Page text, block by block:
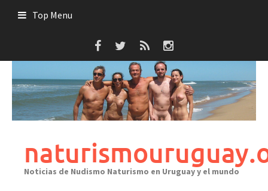
Top Menu
Noticias de Nudismo Naturismo en Uruguay y el mundo